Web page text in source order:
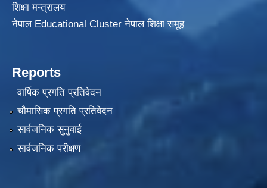
शिक्षा मन्त्रालय
नेपाल Educational Cluster नेपाल शिक्षा समूह
Reports
वार्षिक प्रगति प्रतिवेदन
चौमासिक प्रगति प्रतिवेदन
सार्वजनिक सुनुवाई
सार्वजनिक परीक्षण